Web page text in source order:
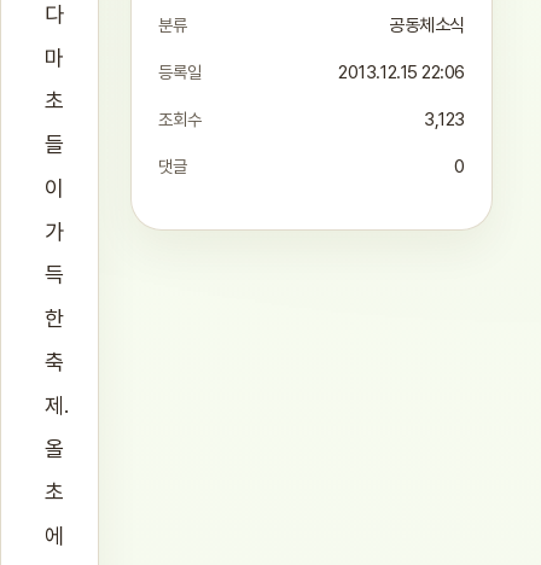
다
마
초
들
이
가
득
한
축
제.
올
초
에
분류 공동체소식
등록일 2013.12.15 22:06
조회수 3,123
댓글 0